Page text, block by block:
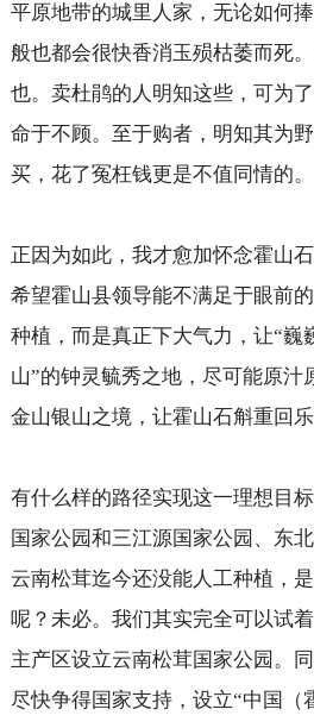
平原地带的城里人家，无论如何
般也都会很快香消玉殒枯萎而死
也。卖杜鹃的人明知这些，可为
命于不顾。至于购者，明知其为
买，花了冤枉钱更是不值同情的。
正因为如此，我才愈加怀念霍山
希望霍山县领导能不满足于眼前
种植，而是真正下大气力，让“巍
山”的钟灵毓秀之地，尽可能原汁
金山银山之境，让霍山石斛重回乐
有什么样的路径实现这一理想目
国家公园和三江源国家公园、
云南松茸迄今还没能人工种植，
呢？未必。我们其实完全可以试
主产区设立云南松茸国家公园。
尽快争得国家支持，设立“中国（